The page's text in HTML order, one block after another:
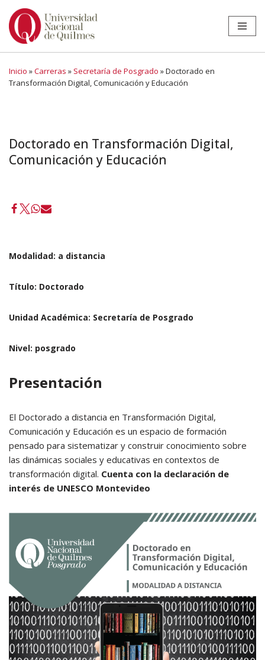
Ir
Inicio »Carreras » Secretaría de Posgrado »Doctorado en
Transformación Digital, Comunicación y Educación
Doctorado en Transformación Digital,
Comunicación y Educación
Modalidad: a distancia
Título: Doctorado
Unidad Académica: Secretaría de Posgrado
Nivel: posgrado
Presentación
El Doctorado a distancia en Transformación Digital,
Comunicación y Educación es un espacio de formación
pensado para sistematizar y construir conocimiento sobre
las dinámicas sociales y educativas en contextos de
transformación digital. Cuenta con la declaración de
interés de UNESCO Montevideo